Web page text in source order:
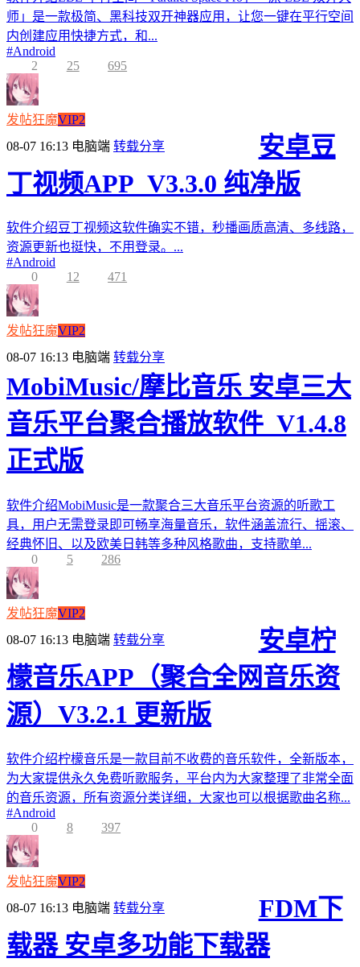
师」是一款极简、黑科技双开神器应用，让您一键在平行空间
内创建应用快捷方式，和...
#Android
2
25 695
发帖狂魔VIP2
08-07 16:13 电脑端 转载分享
安卓豆
丁视频APP_V3.3.0 纯净版
软件介绍豆丁视频这软件确实不错，秒播画质高清、多线路，
资源更新也挺快，不用登录。...
#Android
0
12 471
发帖狂魔VIP2
08-07 16:13 电脑端 转载分享
MobiMusic/摩比音乐 安卓三大
音乐平台聚合播放软件_V1.4.8
正式版
软件介绍MobiMusic是一款聚合三大音乐平台资源的听歌工
具，用户无需登录即可畅享海量音乐，软件涵盖流行、摇滚、
经典怀旧、以及欧美日韩等多种风格歌曲，支持歌单...
0
5 286
发帖狂魔VIP2
08-07 16:13 电脑端 转载分享
安卓柠
檬音乐APP（聚合全网音乐资
源）V3.2.1 更新版
软件介绍柠檬音乐是一款目前不收费的音乐软件，全新版本，
为大家提供永久免费听歌服务，平台内为大家整理了非常全面
的音乐资源，所有资源分类详细，大家也可以根据歌曲名称...
#Android
0
8 397
发帖狂魔VIP2
08-07 16:13 电脑端 转载分享
FDM下
载器 安卓多功能下载器